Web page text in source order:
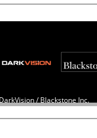
/ Blackstone Inc.